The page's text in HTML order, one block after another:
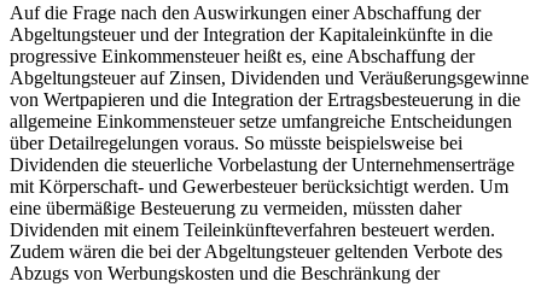
Auf die Frage nach den Auswirkungen einer Abschaffung der
Abgeltungsteuer und der Integration der Kapitaleinkünfte in die
progressive Einkommensteuer heißt es, eine Abschaffung der
Abgeltungsteuer auf Zinsen, Dividenden und Veräußerungsgewinne
von Wertpapieren und die Integration der Ertragsbesteuerung in die
allgemeine Einkommensteuer setze umfangreiche Entscheidungen
über Detailregelungen voraus. So müsste beispielsweise bei
Dividenden die steuerliche Vorbelastung der Unternehmenserträge
mit Körperschaft- und Gewerbesteuer berücksichtigt werden. Um
eine übermäßige Besteuerung zu vermeiden, müssten daher
Dividenden mit einem Teileinkünfteverfahren besteuert werden.
Zudem wären die bei der Abgeltungsteuer geltenden Verbote des
Abzugs von Werbungskosten und die Beschränkung der